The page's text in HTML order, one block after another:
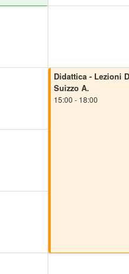
Didattica - Lezioni
Suizzo A.
15:00 - 18:00